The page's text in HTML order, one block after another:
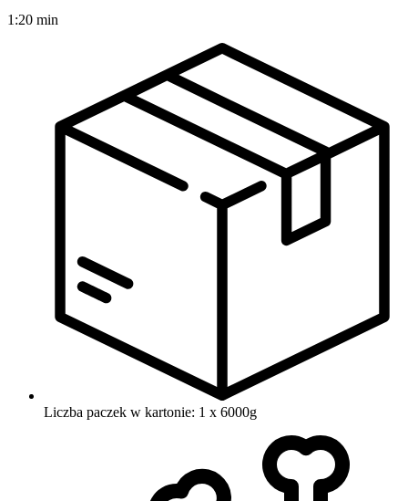
1:20 min
Liczba paczek w kartonie: 1 x 6000g